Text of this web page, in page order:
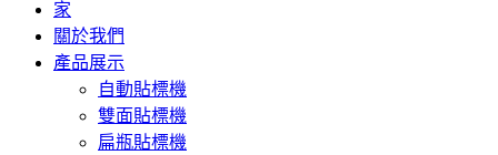
家
關於我們
產品展示
自動貼標機
雙面貼標機
扁瓶貼標機